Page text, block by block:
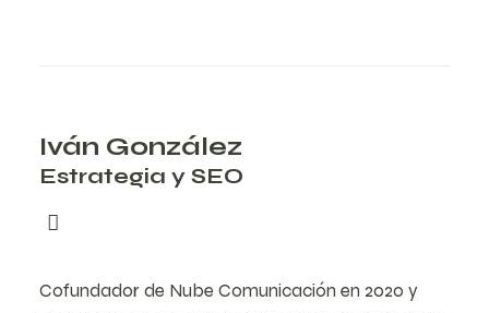
Iván González
Estrategia y SEO
Cofundador de Nube Comunicación en 2020 y